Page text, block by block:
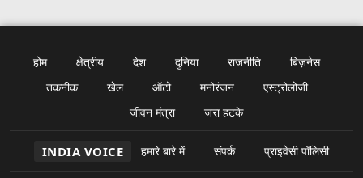
होम क्षेत्रीय देश दुनिया राजनीति
बिज़नेस
तकनीक
खेल ऑटो मनोरंजन
एस्ट्रोलोजी
जीवन मंत्रा
जरा हटके
INDIA VOICE हमारे बारे में संपर्क प्राइवेसी पॉलिसी